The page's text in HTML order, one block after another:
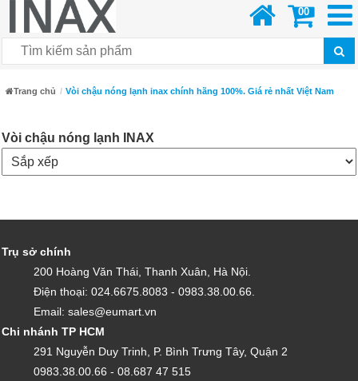
00
Trang chủ Vòi chậu nóng lạnh inax chính hãng 100%. Giá rẻ nhất Việt Nam
Vòi chậu nóng lạnh INAX
Trụ sở chính
200 Hoàng Văn Thái, Thanh Xuân, Hà Nội.
Điện thoại: 024.6675.8083 - 0983.38.00.66.
Email: sales@eumart.vn
Chi nhánh TP HCM
291 Nguyễn Duy Trinh, P. Bình Trưng Tây, Quận 2
0983.38.00.66 - 08.687 47 515